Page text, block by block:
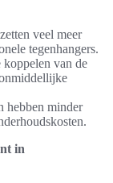
veel meer
tegenhangers.
van de
hebben minder
in